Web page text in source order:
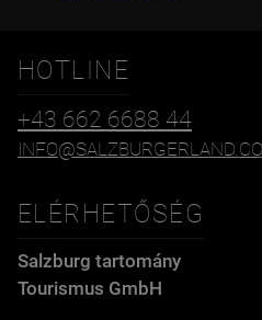
HOTLINE
+43 662 6688 44
ELÉRHETŐSÉG
Salzburg tartomány
Tourismus GmbH